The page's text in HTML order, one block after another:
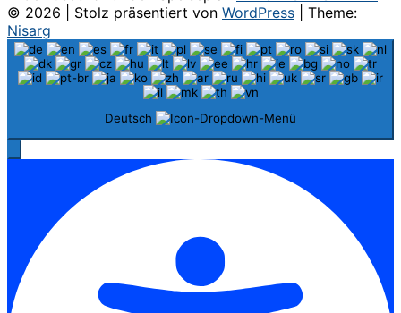
© 2026
Stolz präsentiert von WordPress
Theme:
Nisarg
Deutsch